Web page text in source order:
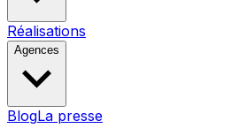
Réalisations
Agences
BlogLa presse